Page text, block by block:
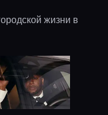
жизни в